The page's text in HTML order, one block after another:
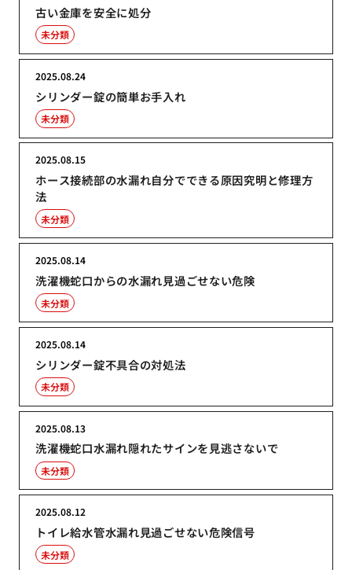
古い金庫を安全に処分
未分類
シリンダー錠の簡単お手入れ
2025.08.24
未分類
ホース接続部の水漏れ自分でできる原因究明と修理方
法
2025.08.15
未分類
洗濯機蛇口からの水漏れ見過ごせない危険
2025.08.14
未分類
シリンダー錠不具合の対処法
2025.08.14
未分類
洗濯機蛇口水漏れ隠れたサインを見逃さないで
2025.08.13
未分類
トイレ給水管水漏れ見過ごせない危険信号
2025.08.12
未分類